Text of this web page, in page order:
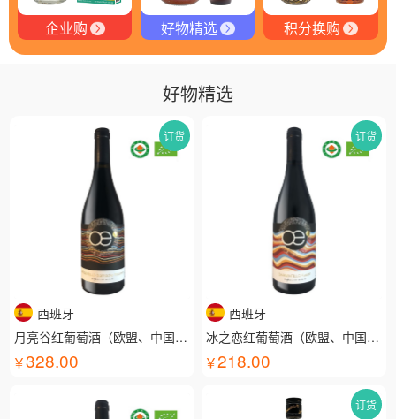
企业购 好物精选 积分换购
好物精选
订货
西班牙
月亮谷红葡萄酒（欧盟、中国有机认证）
328.00
订货
西班牙
冰之恋红葡萄酒（欧盟、中国有机认证）
218.00
订货